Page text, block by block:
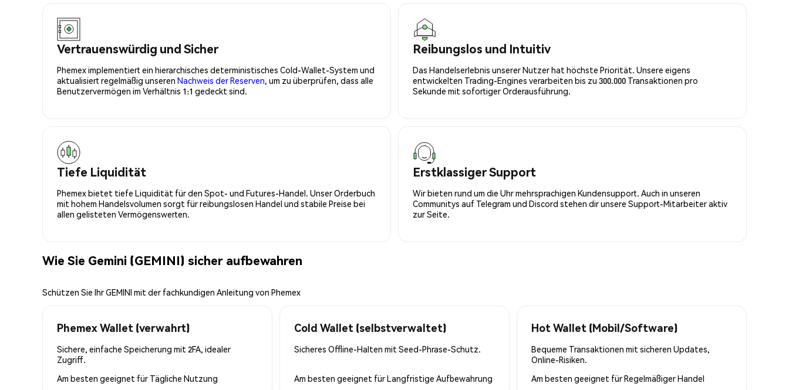
Vertrauenswürdig und Sicher
Phemex implementiert ein hierarchisches deterministisches Cold-Wallet-System und
aktualisiert regelmäßig unseren Nachweis der Reserven, um zu überprüfen, dass alle
Benutzervermögen im Verhältnis 1:1 gedeckt sind.
Reibungslos und Intuitiv
Das Handelserlebnis unserer Nutzer hat höchste Priorität. Unsere eigens
entwickelten Trading-Engines verarbeiten bis zu 300.000 Transaktionen pro
Sekunde mit sofortiger Orderausführung.
Tiefe Liquidität
Phemex bietet tiefe Liquidität für den Spot- und Futures-Handel. Unser Orderbuch
mit hohem Handelsvolumen sorgt für reibungslosen Handel und stabile Preise bei
allen gelisteten Vermögenswerten.
Erstklassiger Support
Wir bieten rund um die Uhr mehrsprachigen Kundensupport. Auch in unseren
Communitys auf Telegram und Discord stehen dir unsere Support-Mitarbeiter aktiv
zur Seite.
Wie Sie Gemini (GEMINI) sicher aufbewahren
Schützen Sie Ihr GEMINI mit der fachkundigen Anleitung von Phemex
Phemex Wallet (verwahrt)
Sichere, einfache Speicherung mit 2FA, idealer
Zugriff.
Am besten geeignet für Tägliche Nutzung
Cold Wallet (selbstverwaltet)
Sicheres Offline-Halten mit Seed-Phrase-Schutz.
Am besten geeignet fürLangfristige Aufbewahrung
Hot Wallet (Mobil/Software)
Bequeme Transaktionen mit sicheren Updates,
Online-Risiken.
Am besten geeignet fürRegelmäßiger Handel